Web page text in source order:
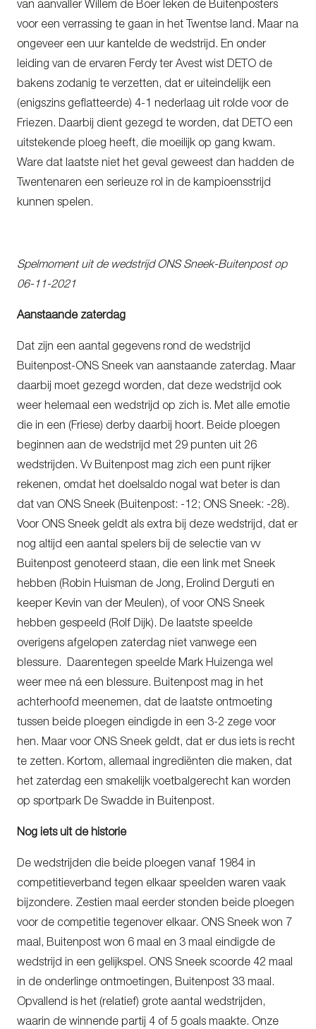
van aanvaller Willem de Boer leken de Buitenposters
voor een verrassing te gaan in het Twentse land. Maar na
ongeveer een uur kantelde de wedstrijd. En onder
leiding van de ervaren Ferdy ter Avest wist DETO de
bakens zodanig te verzetten, dat er uiteindelijk een
(enigszins geflatteerde) 4-1 nederlaag uit rolde voor de
Friezen. Daarbij dient gezegd te worden, dat DETO een
uitstekende ploeg heeft, die moeilijk op gang kwam.
Ware dat laatste niet het geval geweest dan hadden de
Twentenaren een serieuze rol in de kampioensstrijd
kunnen spelen.
Spelmoment uit de wedstrijd ONS Sneek-Buitenpost op
06-11-2021
Aanstaande zaterdag
Dat zijn een aantal gegevens rond de wedstrijd
Buitenpost-ONS Sneek van aanstaande zaterdag. Maar
daarbij moet gezegd worden, dat deze wedstrijd ook
weer helemaal een wedstrijd op zich is. Met alle emotie
die in een (Friese) derby daarbij hoort. Beide ploegen
beginnen aan de wedstrijd met 29 punten uit 26
wedstrijden. Vv Buitenpost mag zich een punt rijker
rekenen, omdat het doelsaldo nogal wat beter is dan
dat van ONS Sneek (Buitenpost: -12; ONS Sneek: -28).
Voor ONS Sneek geldt als extra bij deze wedstrijd, dat er
nog altijd een aantal spelers bij de selectie van vv
Buitenpost genoteerd staan, die een link met Sneek
hebben (Robin Huisman de Jong, Erolind Derguti en
keeper Kevin van der Meulen), of voor ONS Sneek
hebben gespeeld (Rolf Dijk). De laatste speelde
overigens afgelopen zaterdag niet vanwege een
blessure. Daarentegen speelde Mark Huizenga wel
weer mee ná een blessure. Buitenpost mag in het
achterhoofd meenemen, dat de laatste ontmoeting
tussen beide ploegen eindigde in een 3-2 zege voor
hen. Maar voor ONS Sneek geldt, dat er dus iets is recht
te zetten. Kortom, allemaal ingrediënten die maken, dat
het zaterdag een smakelijk voetbalgerecht kan worden
op sportpark De Swadde in Buitenpost.
Nog iets uit de historie
De wedstrijden die beide ploegen vanaf 1984 in
competitieverband tegen elkaar speelden waren vaak
bijzondere. Zestien maal eerder stonden beide ploegen
voor de competitie tegenover elkaar. ONS Sneek won 7
maal, Buitenpost won 6 maal en 3 maal eindigde de
wedstrijd in een gelijkspel. ONS Sneek scoorde 42 maal
in de onderlinge ontmoetingen, Buitenpost 33 maal.
Opvallend is het (relatief) grote aantal wedstrijden,
waarin de winnende partij 4 of 5 goals maakte. Onze